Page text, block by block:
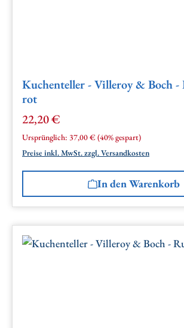
Kuchenteller - Villeroy & Boch -
rot
Verkaufspreis:
22,20 €
Ursprünglich: Regulärer Preis:
37,00 €(40% gespart)
Preise inkl. MwSt. zzgl. Versandkosten
In den Warenkorb